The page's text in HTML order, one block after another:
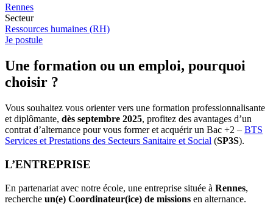
Rennes
Secteur
Ressources humaines (RH)
Je postule
Une formation ou un emploi, pourquoi
choisir ?
Vous souhaitez vous orienter vers une formation professionnalisante
et diplômante, dès septembre 2025, profitez des avantages d’un
contrat d’alternance pour vous former et acquérir un Bac +2 – BTS
Services et Prestations des Secteurs Sanitaire et Social (SP3S).
L’ENTREPRISE
En partenariat avec notre école, une entreprise située à Rennes,
recherche un(e) Coordinateur(ice) de missions en alternance.